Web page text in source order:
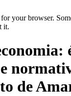
your browser.
it.
de